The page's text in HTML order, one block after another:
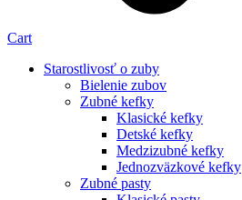
Cart
Starostlivosť o zuby
Bielenie zubov
Zubné kefky
Klasické kefky
Detské kefky
Medzizubné kefky
Jednozväzkové kefky
Zubné pasty